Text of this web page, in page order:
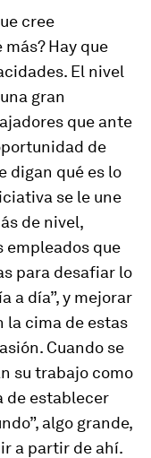
cree
Hay que
El nivel
gran
que ante
de
digan qué es lo
se le une
de nivel,
empleados que
para desafiar lo
a día”, y mejorar
la cima de estas
Cuando se
su trabajo como
de establecer
algo grande,
a partir de ahí.